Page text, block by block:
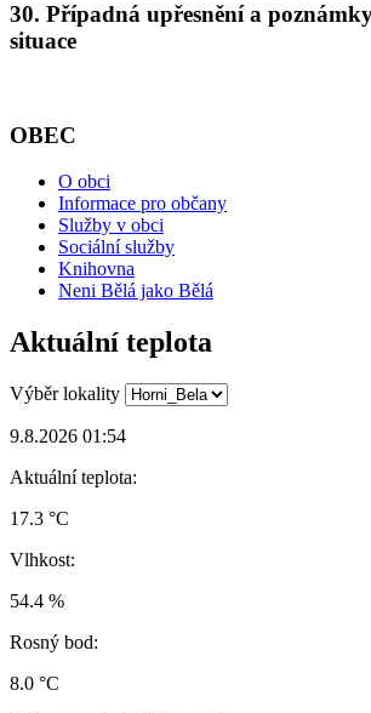
30. Případná upřesnění a
situace
OBEC
O obci
Informace pro občany
Služby v obci
Sociální služby
Knihovna
Neni Bělá jako Bělá
Aktuální teplota
Výběr lokality
9.8.2026 01:54
Aktuální teplota:
17.3 °C
Vlhkost:
54.4 %
Rosný bod:
8.0 °C